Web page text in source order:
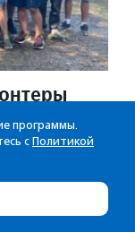
программы.
с Политикой